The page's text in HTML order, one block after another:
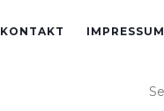
KONTAKT IMPRESSUM